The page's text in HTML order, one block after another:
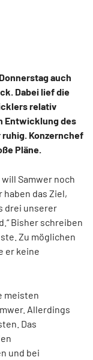
auch
Dabei lief die
relativ
Entwicklung des
Konzernchef
Pläne.
Samwer noch
das Ziel,
drei unserer
Bisher schreiben
Zu möglichen
er keine
meisten
Allerdings
Das
und bei